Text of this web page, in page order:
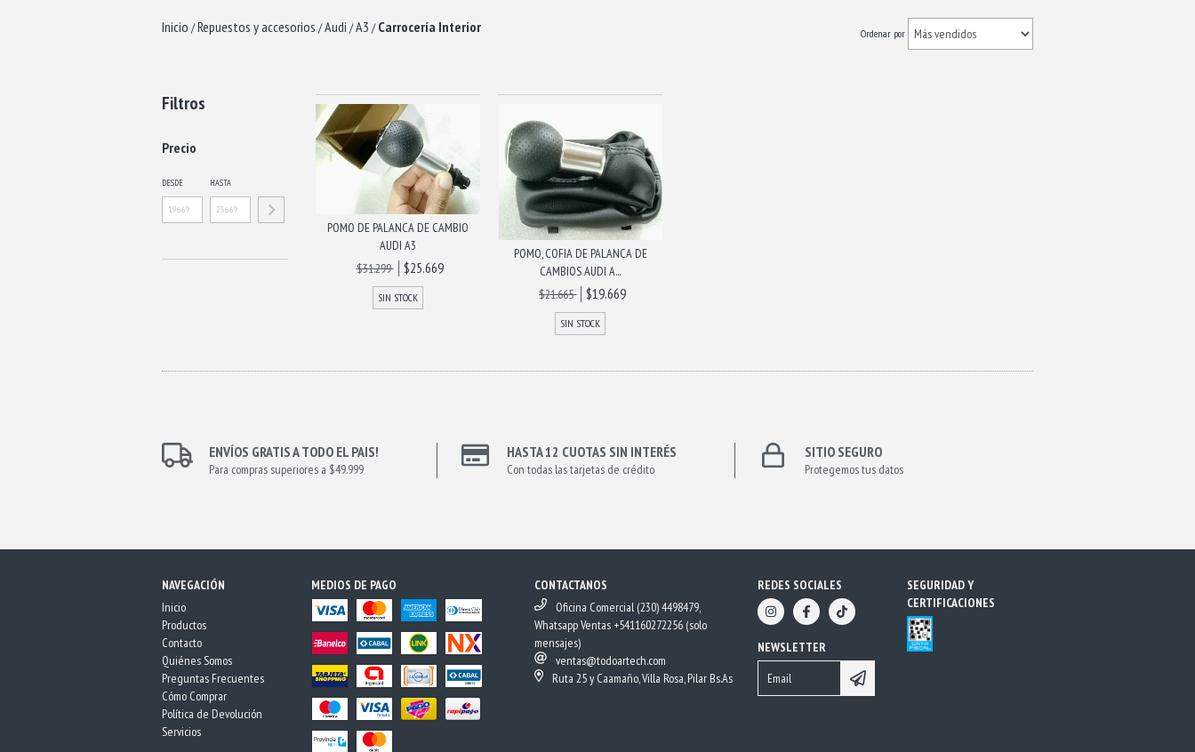
Inicio /Repuestos y accesorios /Audi /A3 / Carrocería Interior Ordenar por
Filtros
Precio
DESDE HASTA
POMO DE PALANCA DE CAMBIO
AUDI A3
$31.299
$25.669
SIN STOCK
POMO, COFIA DE PALANCA DE
CAMBIOS AUDI A...
$21.665
$19.669
SIN STOCK
ENVÍOS GRATIS A TODO EL PAIS!
Para compras superiores a $49.999
HASTA 12 CUOTAS SIN INTERÉS
Con todas las tarjetas de crédito
SITIO SEGURO
Protegemos tus datos
NAVEGACIÓN
Inicio
Productos
Contacto
Quiénes Somos
Preguntas Frecuentes
Cómo Comprar
Política de Devolución
Servicios
MEDIOS DE PAGO
CONTACTANOS
Oficina Comercial (230) 4498479,
Whatsapp Ventas +541160272256 (solo
mensajes)
ventas@todoartech.com
Ruta 25 y Caamaño, Villa Rosa, Pilar Bs.As
REDES SOCIALES
NEWSLETTER
SEGURIDAD Y
CERTIFICACIONES